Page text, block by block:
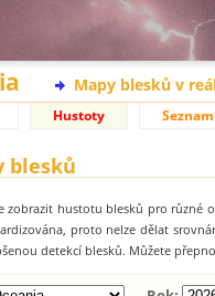
Mapy blesků v
Hustoty Seznam
blesků
zobrazit hustotu blesků pro různé
proto nelze dělat
detekcí blesků. Můžete